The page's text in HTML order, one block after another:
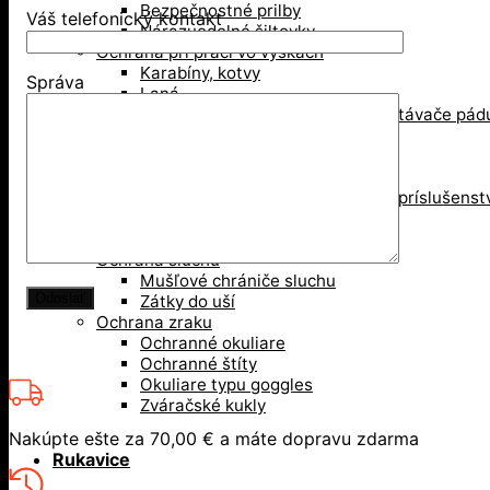
Bezpečnostné prilby
Nárazuodolné šiltovky
Ochrana pri práci vo výškach
Karabíny, kotvy
Laná
Pohyblivé a samonavíjacie zachytávače
Zlaňovanie, trojnožky, záchrana,
Ochrana sluchu
Mušľové chrániče sluchu
Zátky do uší
Ochrana zraku
Ochranné okuliare
Ochranné štíty
Okuliare typu goggles
Zváračské kukly
Rukavice
Váš telefonický kontakt
Správa
Nakúpte ešte za 70,00 € a máte dopravu zdarma